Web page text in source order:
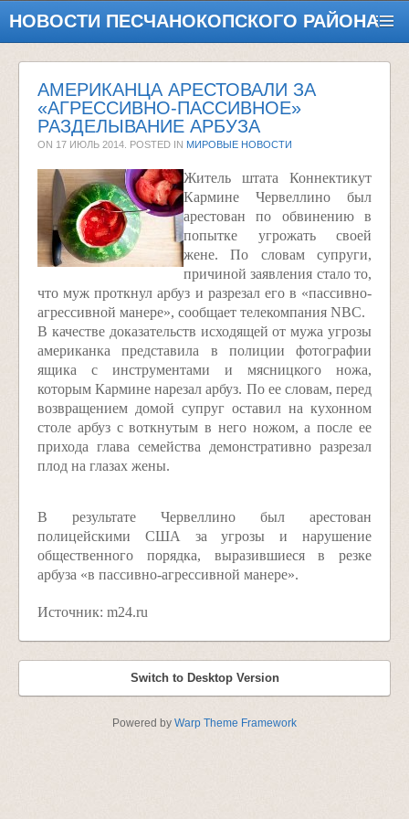
НОВОСТИ ПЕСЧАНОКОПСКОГО РАЙОНА
АМЕРИКАНЦА АРЕСТОВАЛИ ЗА
«АГРЕССИВНО-ПАССИВНОЕ»
РАЗДЕЛЫВАНИЕ АРБУЗА
ON 17 ИЮЛЬ 2014 . POSTED IN МИРОВЫЕ НОВОСТИ
Житель штата Коннектикут
Кармине Червеллино был
арестован по обвинению в
попытке угрожать своей
жене. По словам супруги,
причиной заявления стало то,
что муж проткнул арбуз и разрезал его в «пассивно-
агрессивной манере», сообщает телекомпания NBC.
В качестве доказательств исходящей от мужа угрозы
американка представила в полиции фотографии
ящика с инструментами и мясницкого ножа,
которым Кармине нарезал арбуз. По ее словам, перед
возвращением домой супруг оставил на кухонном
столе арбуз с воткнутым в него ножом, а после ее
прихода глава семейства демонстративно разрезал
плод на глазах жены.
В результате Червеллино был арестован
полицейскими США за угрозы и нарушение
общественного порядка, выразившиеся в резке
арбуза «в пассивно-агрессивной манере».
Источник: m24.ru
Switch to Desktop Version
Powered by Warp Theme Framework